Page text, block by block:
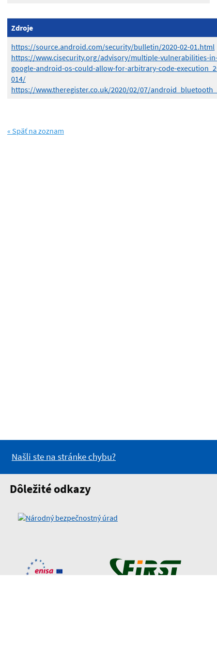
Zdroje
https://source.android.com/security/bulletin/2020-02-01.html
https://www.cisecurity.org/advisory/multiple-vulnerabilities-
google-android-os-could-allow-for-arbitrary-code-
014/
https://www.theregister.co.uk/2020/02/07/
« Späť na zoznam
Našli ste na stránke chybu?
Dôležité odkazy